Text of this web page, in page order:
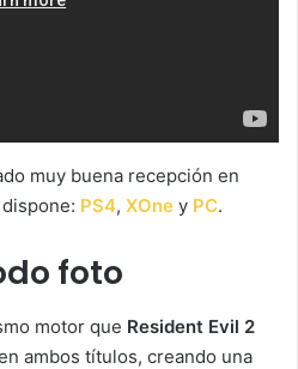
muy buena recepción en
PS4, XOne y PC.
foto
motor que Resident Evil 2
ambos títulos, creando una